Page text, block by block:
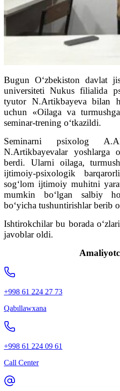
Bugun O‘zbekiston davlat
universiteti Nukus filialida
tyutor N.Artikbayeva bilan
uchun «Oilaga va
seminar-trening o‘tkazildi.
Seminarni psixolog
N.Artikbayevalar yoshlarga
berdi. Ularni oilaga,
ijtimoiy-psixologik
sog‘lom ijtimoiy muhitni
mumkin bo‘lgan salbiy
bo‘yicha tushuntirishlar berib
Ishtirokchilar bu borada
javoblar oldi.
+998 61 224 27 73
Qabıllawxana
+998 61 224 09 61
Call Center